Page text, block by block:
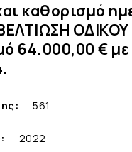
καθορισμό
64.000,00 €
561
2022